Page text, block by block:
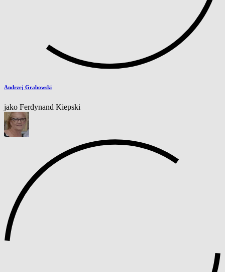
Andrzej Grabowski
jako Ferdynand Kiepski